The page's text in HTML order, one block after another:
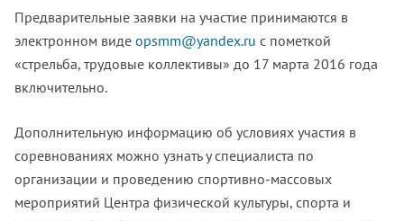
Предварительные заявки на участие принимаются в
электронном виде opsmm@yandex.ru с пометкой
«стрельба, трудовые коллективы» до 17 марта 2016 года
включительно.
Дополнительную информацию об условиях участия в
соревнованиях можно узнать у специалиста по
организации и проведению спортивно-массовых
мероприятий Центра физической культуры, спорта и